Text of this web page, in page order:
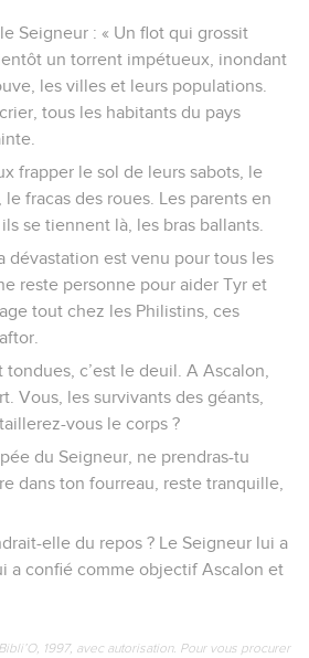
Seigneur : « Un flot qui grossit
un torrent impétueux, inondant
les villes et leurs populations.
tous les habitants du pays
frapper le sol de leurs sabots, le
fracas des roues. Les parents en
se tiennent là, les bras ballants.
dévastation est venu pour tous les
reste personne pour aider Tyr et
tout chez les Philistins, ces
c’est le deuil. A Ascalon,
Vous, les survivants des géants,
vous le corps ?
du Seigneur, ne prendras-tu
dans ton fourreau, reste tranquille,
elle du repos ? Le Seigneur lui a
a confié comme objectif Ascalon et
1997, avec autorisation. Pour vous procurer